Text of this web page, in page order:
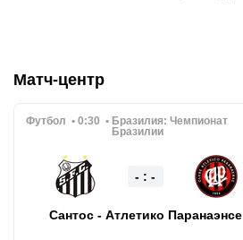
Матч-центр
Футбол 0:30 Бразилия: Чемпионат
Бразилии
- : -
Сантос - Атлетико Паранаэнсе